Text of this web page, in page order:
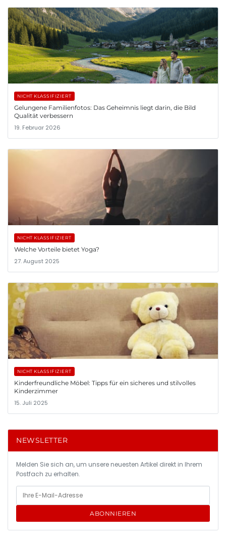
NICHT KLASSIFIZIERT
Gelungene Familienfotos: Das Geheimnis liegt darin, die Bild
Qualität verbessern
19. Februar 2026
NICHT KLASSIFIZIERT
Welche Vorteile bietet Yoga?
27. August 2025
NICHT KLASSIFIZIERT
Kinderfreundliche Möbel: Tipps für ein sicheres und stilvolles
Kinderzimmer
15. Juli 2025
NEWSLETTER
Melden Sie sich an, um unsere neuesten Artikel direkt in Ihrem
Postfach zu erhalten.
ABONNIEREN